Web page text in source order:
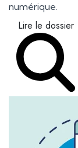
numérique.
Lire le dossier